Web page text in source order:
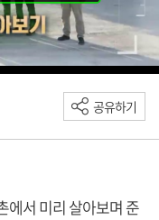
공유하기
에서 미리 살아보며 준